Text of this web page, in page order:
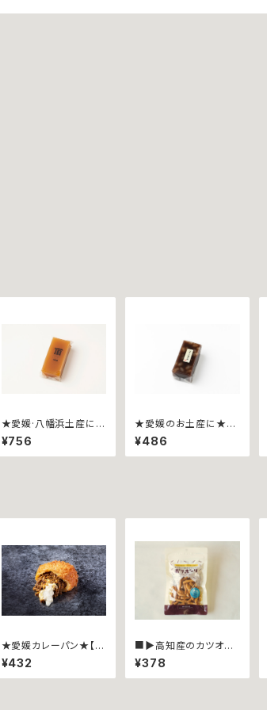
★愛媛·八幡浜土産に★
頂羊羹 ~ハーフ~ 三
代目みかん職人×別子
飴本舗コラボ
¥756
★愛媛のお土産に★防
災グッズにも最適★伯
方の塩羊羹~ハーフ~
¥486
★愛媛カレーパン★【カ
レーパングランプリ202
2金賞受賞商品】カリッ
トカリー ~瀬戸内レモン
¥432
■▶︎高知産のカツオと
にんにくを生地に練り
込みました★ポリポー
リ ∼カツオにんにく４
¥378